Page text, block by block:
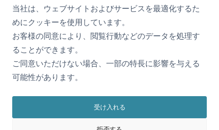
当社は、ウェブサイトおよびサービスを最適化するた
めにクッキーを使用しています。
お客様の同意により、閲覧行動などのデータを処理す
ることができます。
ご同意いただけない場合、一部の特長に影響を与える
可能性があります。
受け入れる
日本語
WPMLについて
GDPRおよびプライバシーポリシー
チームに参加（新
ィ
し
い
ウ
し
い
ウ
し
ウ